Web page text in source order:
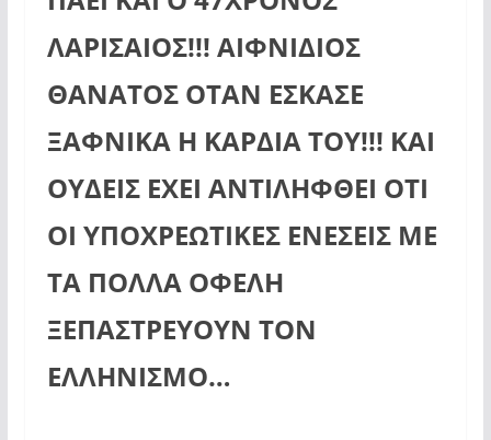
ΛΑΡΙΣΑΙΟΣ!!! ΑΙΦΝΙΔΙΟΣ
ΘΑΝΑΤΟΣ ΟΤΑΝ ΕΣΚΑΣΕ
ΞΑΦΝΙΚΑ Η ΚΑΡΔΙΑ ΤΟΥ!!! ΚΑΙ
ΟΥΔΕΙΣ ΕΧΕΙ ΑΝΤΙΛΗΦΘΕΙ ΟΤΙ
ΟΙ ΥΠΟΧΡΕΩΤΙΚΕΣ ΕΝΕΣΕΙΣ ΜΕ
ΤΑ ΠΟΛΛΑ ΟΦΕΛΗ
ΞΕΠΑΣΤΡΕΥΟΥΝ ΤΟΝ
ΕΛΛΗΝΙΣΜΟ…